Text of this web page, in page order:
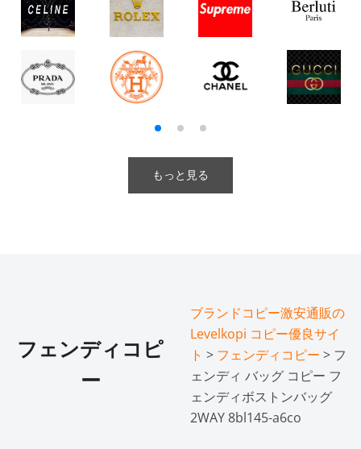
もっと見る
フェンディコピ
ー
ブランドコピー激安通販の
Levelkopi コピー優良サイ
ト > フェンディコピー > フ
ェンディ バッグ コピー フ
ェンディボストンバッグ
2WAY 8bl145-a6co